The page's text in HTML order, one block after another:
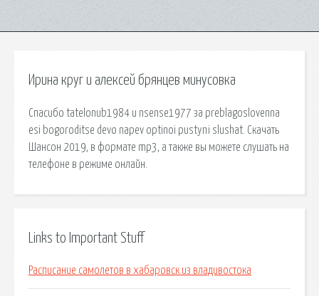
Ирина круг и алексей брянцев минусовка
Спасибо tatelonub1984 и nsense1977 за preblagoslovenna
esi bogoroditse devo napev optinoi pustyni slushat. Скачать
Шансон 2019, в формате mp3, а также вы можете слушать на
телефоне в режиме онлайн.
Links to Important Stuff
Расписание самолетов в хабаровск из владивостока